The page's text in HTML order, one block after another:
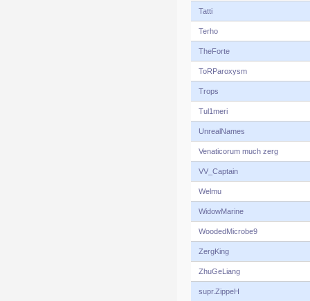
Tatti
Terho
TheForte
ToRParoxysm
Trops
Tul1meri
UnrealNames
Venaticorum much zerg
VV_Captain
Welmu
WidowMarine
WoodedMicrobe9
ZergKing
ZhuGeLiang
supr.ZippeH